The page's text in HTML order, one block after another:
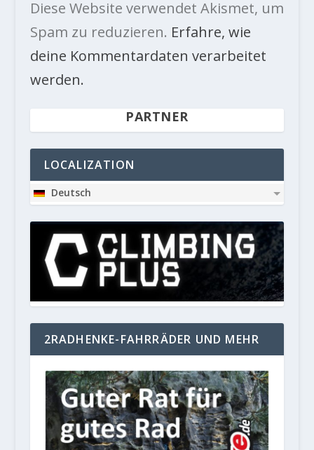
Diese Website verwendet Akismet, um
Spam zu reduzieren. Erfahre, wie
deine Kommentardaten verarbeitet
werden.
PARTNER
LOCALIZATION
Deutsch
2RADHENKE-FAHRRÄDER UND MEHR